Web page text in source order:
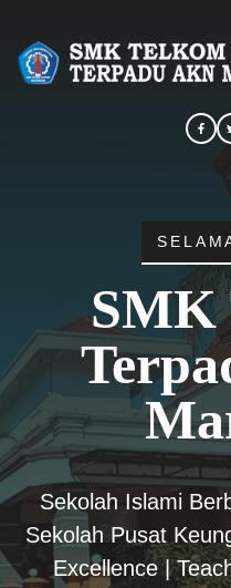
SMK
Sekolah Islami
Sekolah Pusat
Excellence |